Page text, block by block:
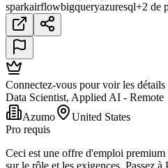
sparkairflowbigqueryazuresql+2 de
Connectez-vous pour voir les détails
Data Scientist, Applied AI - Remote
Azumo
United States
Pro requis
Ceci est une offre d'emploi